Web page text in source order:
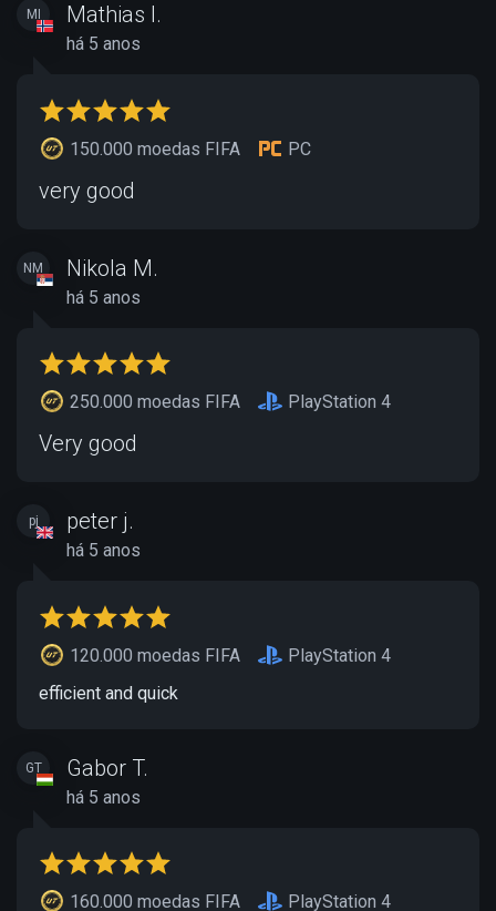
MI Mathias I.
há 5 anos
150.000 moedas FIFA PC
very good
NM Nikola M.
há 5 anos
250.000 moedas FIFA PlayStation 4
Very good
pj peter j.
há 5 anos
120.000 moedas FIFA
PlayStation 4
efficient and quick
GT Gabor T.
há 5 anos
160.000 moedas FIFA PlayStation 4